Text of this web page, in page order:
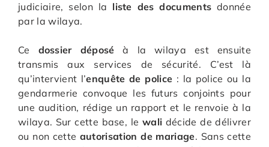
judiciaire, selon la liste des documents donnée
par la wilaya.
Ce dossier déposé à la wilaya est ensuite
transmis aux services de sécurité. C’est là
qu’intervient l’enquête de police : la police ou la
gendarmerie convoque les futurs conjoints pour
une audition, rédige un rapport et le renvoie à la
wilaya. Sur cette base, le wali décide de délivrer
ou non cette autorisation de mariage. Sans cette